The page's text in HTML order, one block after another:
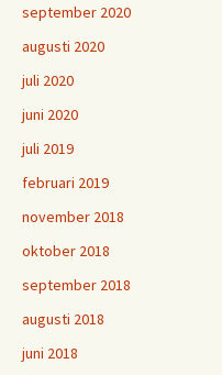
september 2020
augusti 2020
juli 2020
juni 2020
juli 2019
februari 2019
november 2018
oktober 2018
september 2018
augusti 2018
juni 2018